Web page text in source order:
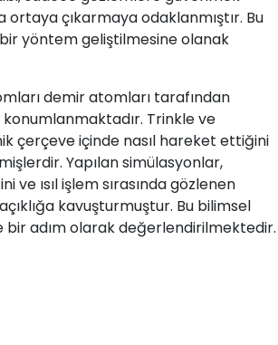
çıkarmaya odaklanmıştır. Bu
yöntem geliştilmesine olanak
demir atomları tarafından
Trinkle ve
çerçeve içinde nasıl hareket ettiğini
Yapılan simülasyonlar,
ve ısıl işlem sırasında gözlenen
açıklığa kavuşturmuştur. Bu bilimsel
adım olarak değerlendirilmektedir.